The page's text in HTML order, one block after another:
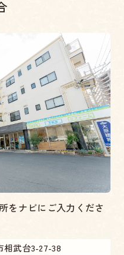
をナビにご入力くださ
相武台3-27-38